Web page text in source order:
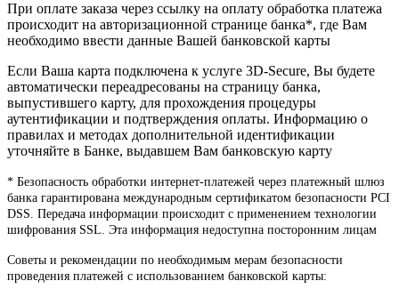
При оплате заказа через ссылку на оплату обработка платежа
происходит на авторизационной странице банка*, где Вам
необходимо ввести данные Вашей банковской карты
Если Ваша карта подключена к услуге 3D-Secure, Вы будете
автоматически переадресованы на страницу банка,
выпустившего карту, для прохождения процедуры
аутентификации и подтверждения оплаты. Информацию о
правилах и методах дополнительной идентификации
уточняйте в Банке, выдавшем Вам банковскую карту
* Безопасность обработки интернет-платежей через платежный шлюз
банка гарантирована международным сертификатом безопасности PCI
DSS. Передача информации происходит с применением технологии
шифрования SSL. Эта информация недоступна посторонним лицам
Советы и рекомендации по необходимым мерам безопасности
проведения платежей с использованием банковской карты: